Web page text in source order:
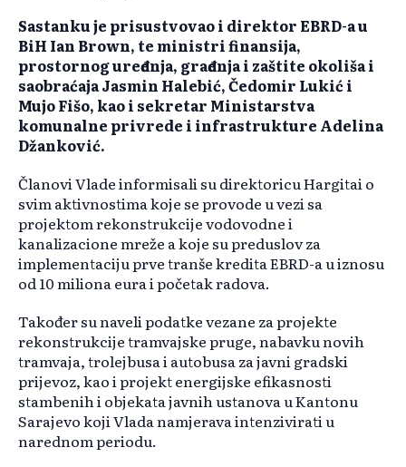
Sastanku je prisustvovao i direktor EBRD-a u
BiH Ian Brown, te ministri finansija,
prostornog uređenja, građenja i zaštite okoliša i
saobraćaja Jasmin Halebić, Čedomir Lukić i
Mujo Fišo, kao i sekretar Ministarstva
komunalne privrede i infrastrukture Adelina
Džanković.
Članovi Vlade informisali su direktoricu Hargitai o
svim aktivnostima koje se provode u vezi sa
projektom rekonstrukcije vodovodne i
kanalizacione mreže a koje su preduslov za
implementaciju prve tranše kredita EBRD-a u iznosu
od 10 miliona eura i početak radova.
Također su naveli podatke vezane za projekte
rekonstrukcije tramvajske pruge, nabavku novih
tramvaja, trolejbusa i autobusa za javni gradski
prijevoz, kao i projekt energijske efikasnosti
stambenih i objekata javnih ustanova u Kantonu
Sarajevo koji Vlada namjerava intenzivirati u
narednom periodu.